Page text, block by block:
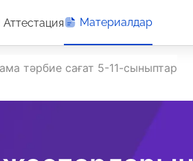
Аттестация Материалдар
тәрбие сағат 5-11-сыныптар